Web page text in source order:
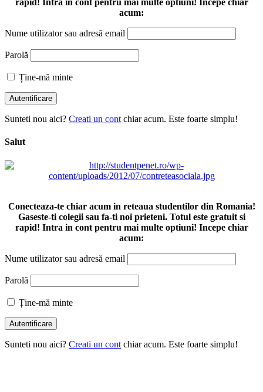
rapid! Intra in cont pentru mai multe optiuni! Incepe chiar
acum:
Nume utilizator sau adresă email
Parolă
Ține-mă minte
Sunteti nou aici? Creati un cont chiar acum. Este foarte simplu!
Salut
Conecteaza-te chiar acum in reteaua studentilor din Romania!
Gaseste-ti colegii sau fa-ti noi prieteni. Totul este gratuit si
rapid! Intra in cont pentru mai multe optiuni! Incepe chiar
acum:
Nume utilizator sau adresă email
Parolă
Ține-mă minte
Sunteti nou aici? Creati un cont chiar acum. Este foarte simplu!